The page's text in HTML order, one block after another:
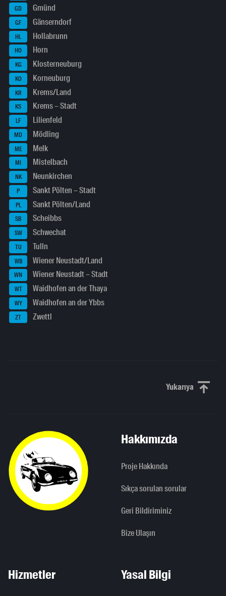
GD Gmünd
GF Gänserndorf
HL Hollabrunn
HO Horn
KG Klosterneuburg
KO Korneuburg
KR Krems/Land
KS Krems – Stadt
LF Lilienfeld
MD Mödling
ME Melk
MI Mistelbach
NK Neunkirchen
P Sankt Pölten – Stadt
PL Sankt Pölten/Land
SB Scheibbs
SW Schwechat
TU Tulln
WB Wiener Neustadt/Land
WN Wiener Neustadt – Stadt
WT Waidhofen an der Thaya
WY Waidhofen an der Ybbs
ZT Zwettl
YukarıyaYukarı
Hakkımızda
Proje Hakkında
Sıkça sorulan sorular
Geri Bildiriminiz
Bize Ulaşın
Hizmetler Yasal Bilgi